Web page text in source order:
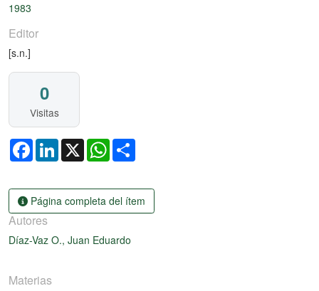
1983
Editor
[s.n.]
0
Visitas
FacebookLinkedIn
X WhatsApp
Página completa del ítem
Autores
Díaz-Vaz O., Juan Eduardo
Materias